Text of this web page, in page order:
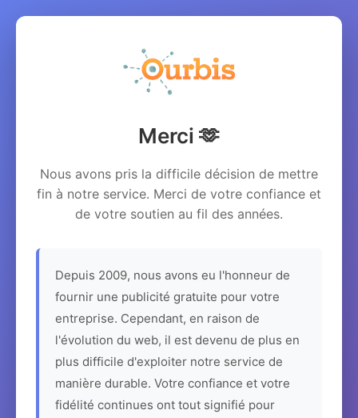
Merci 🫶
Nous avons pris la difficile décision de mettre
fin à notre service. Merci de votre confiance et
de votre soutien au fil des années.
Depuis 2009, nous avons eu l'honneur de
fournir une publicité gratuite pour votre
entreprise. Cependant, en raison de
l'évolution du web, il est devenu de plus en
plus difficile d'exploiter notre service de
manière durable. Votre confiance et votre
fidélité continues ont tout signifié pour